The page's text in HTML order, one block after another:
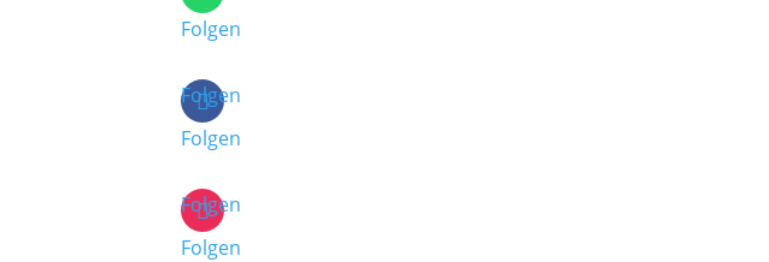
Folgen
Folgen
Folgen
Folgen
Folgen